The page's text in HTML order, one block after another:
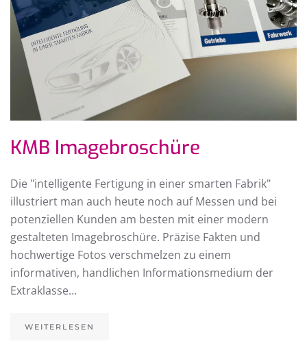
KMB Imagebroschüre
Die "intelligente Fertigung in einer smarten Fabrik"
illustriert man auch heute noch auf Messen und bei
potenziellen Kunden am besten mit einer modern
gestalteten Imagebroschüre. Präzise Fakten und
hochwertige Fotos verschmelzen zu einem
informativen, handlichen Informationsmedium der
Extraklasse…
WEITERLESEN